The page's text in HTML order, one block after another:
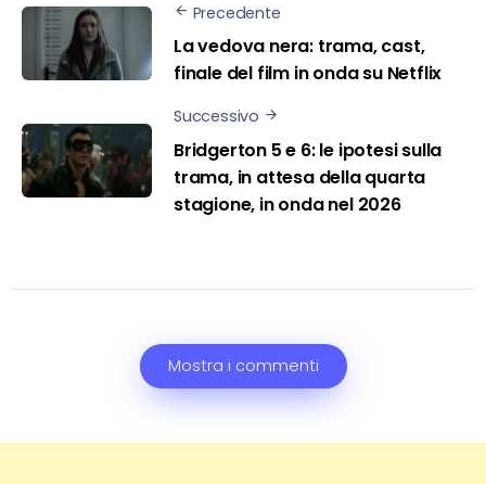
Precedente
La vedova nera: trama, cast,
finale del film in onda su Netflix
Successivo
Bridgerton 5 e 6: le ipotesi sulla
trama, in attesa della quarta
stagione, in onda nel 2026
Mostra i commenti